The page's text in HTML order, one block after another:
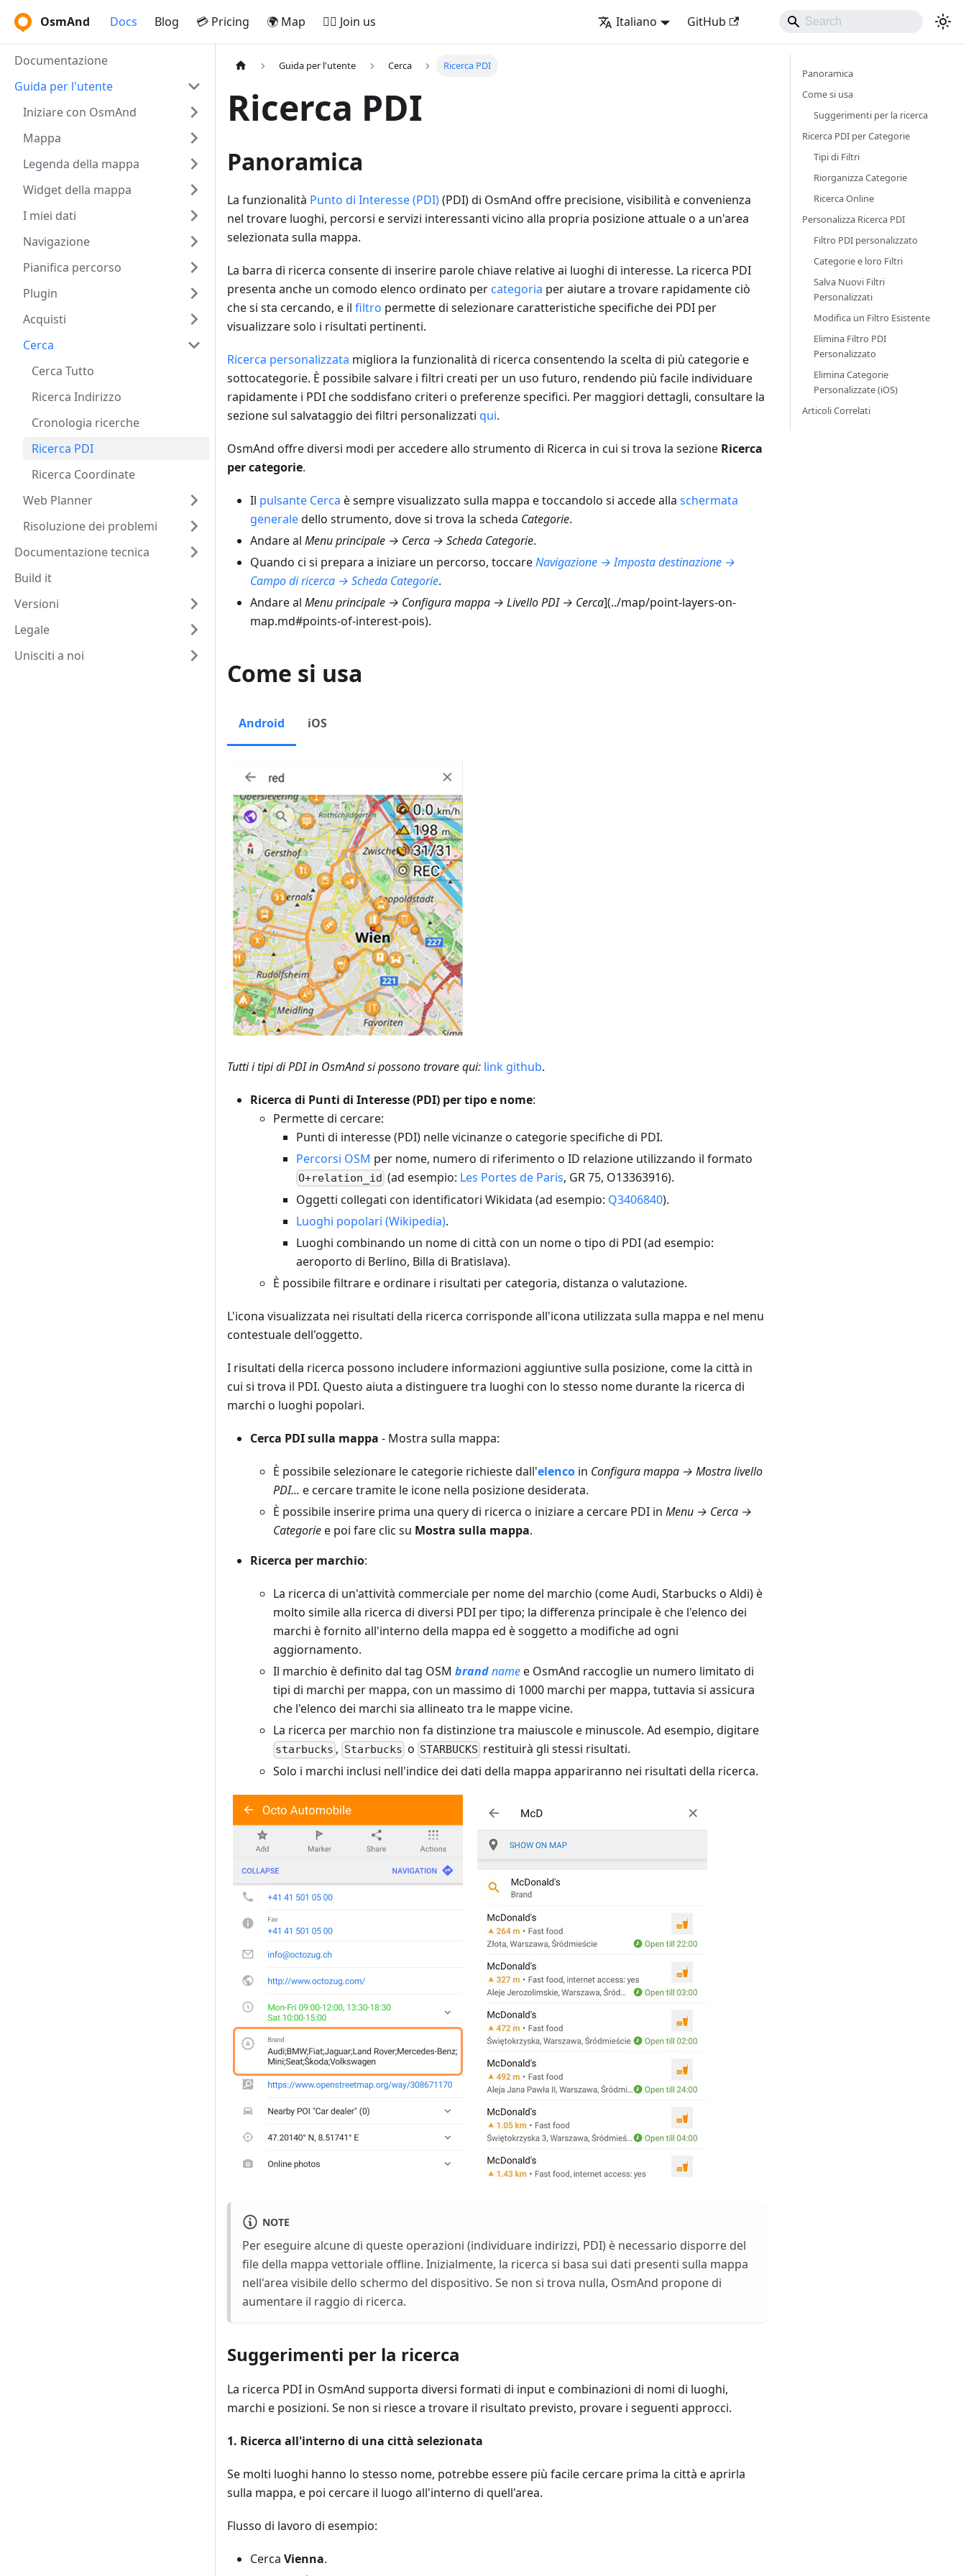
OsmAnd Docs Blog 💳 Pricing 🌍 Map 🚵‍♂️ Join us Italiano GitHub
Documentazione
Guida per l'utente
Iniziare con OsmAnd
Mappa
Legenda della mappa
Widget della mappa
I miei dati
Navigazione
Pianifica percorso
Plugin
Acquisti
Cerca
Cerca Tutto
Ricerca Indirizzo
Cronologia ricerche
Ricerca PDI
Ricerca Coordinate
Web Planner
Risoluzione dei problemi
Documentazione tecnica
Build it
Versioni
Legale
Unisciti a noi
Guida per l'utente Cerca Ricerca PDI
Ricerca PDI
Panoramica
La funzionalità Punto di Interesse (PDI)(PDI) di OsmAnd offre precisione, visibilità e convenienza
nel trovare luoghi, percorsi e servizi interessanti vicino alla propria posizione attuale o a un'area
selezionata sulla mappa.
La barra di ricerca consente di inserire parole chiave relative ai luoghi di interesse. La ricerca PDI
presenta anche un comodo elenco ordinato per categoria per aiutare a trovare rapidamente ciò
che si sta cercando, e il filtro permette di selezionare caratteristiche specifiche dei PDI per
visualizzare solo i risultati pertinenti.
Ricerca personalizzata migliora la funzionalità di ricerca consentendo la scelta di più categorie e
sottocategorie. È possibile salvare i filtri creati per un uso futuro, rendendo più facile individuare
rapidamente i PDI che soddisfano criteri o preferenze specifici. Per maggiori dettagli, consultare la
sezione sul salvataggio dei filtri personalizzati qui.
OsmAnd offre diversi modi per accedere allo strumento di Ricerca in cui si trova la sezione Ricerca
per categorie.
Il pulsante Cerca è sempre visualizzato sulla mappa e toccandolo si accede alla schermata
generaledello strumento, dove si trova la scheda Categorie.
Andare al Menu principale → Cerca → Scheda Categorie.
Quando ci si prepara a iniziare un percorso, toccareNavigazione → Imposta destinazione →
Campo di ricerca → Scheda Categorie.
Andare al Menu principale → Configura mappa → Livello PDI → Cerca](../map/point-layers-on-
map.md#points-of-interest-pois).
Come si usa
Android iOS
Tutti i tipi di PDI in OsmAnd si possono trovare qui: link github.
Ricerca di Punti di Interesse (PDI) per tipo e nome:
Permette di cercare:
Punti di interesse (PDI) nelle vicinanze o categorie specifiche di PDI.
Percorsi OSM per nome, numero di riferimento o ID relazione utilizzando il formato
O+relation_id (ad esempio: Les Portes de Paris, GR 75, O13363916).
Oggetti collegati con identificatori Wikidata (ad esempio: Q3406840).
Luoghi popolari (Wikipedia).
Luoghi combinando un nome di città con un nome o tipo di PDI (ad esempio:
aeroporto di Berlino, Billa di Bratislava).
È possibile filtrare e ordinare i risultati per categoria, distanza o valutazione.
L'icona visualizzata nei risultati della ricerca corrisponde all'icona utilizzata sulla mappa e nel menu
contestuale dell'oggetto.
I risultati della ricerca possono includere informazioni aggiuntive sulla posizione, come la città in
cui si trova il PDI. Questo aiuta a distinguere tra luoghi con lo stesso nome durante la ricerca di
marchi o luoghi popolari.
Cerca PDI sulla mappa - Mostra sulla mappa:
È possibile selezionare le categorie richieste dall'elenco in Configura mappa → Mostra livello
PDI... e cercare tramite le icone nella posizione desiderata.
È possibile inserire prima una query di ricerca o iniziare a cercare PDI in Menu → Cerca →
Categoriee poi fare clic su Mostra sulla mappa.
Ricerca per marchio:
La ricerca di un'attività commerciale per nome del marchio (come Audi, Starbucks o Aldi) è
molto simile alla ricerca di diversi PDI per tipo; la differenza principale è che l'elenco dei
marchi è fornito all'interno della mappa ed è soggetto a modifiche ad ogni
aggiornamento.
Il marchio è definito dal tag OSM brandnamee OsmAnd raccoglie un numero limitato di
tipi di marchi per mappa, con un massimo di 1000 marchi per mappa, tuttavia si assicura
che l'elenco dei marchi sia allineato tra le mappe vicine.
La ricerca per marchio non fa distinzione tra maiuscole e minuscole. Ad esempio, digitare
starbucks , Starbucks o STARBUCKS restituirà gli stessi risultati.
Solo i marchi inclusi nell'indice dei dati della mappa appariranno nei risultati della ricerca.
NOTE
Per eseguire alcune di queste operazioni (individuare indirizzi, PDI) è necessario disporre del
file della mappa vettoriale offline. Inizialmente, la ricerca si basa sui dati presenti sulla mappa
nell'area visibile dello schermo del dispositivo. Se non si trova nulla, OsmAnd propone di
aumentare il raggio di ricerca.
Suggerimenti per la ricerca
La ricerca PDI in OsmAnd supporta diversi formati di input e combinazioni di nomi di luoghi,
marchi e posizioni. Se non si riesce a trovare il risultato previsto, provare i seguenti approcci.
1. Ricerca all'interno di una città selezionata
Se molti luoghi hanno lo stesso nome, potrebbe essere più facile cercare prima la città e aprirla
sulla mappa, e poi cercare il luogo all'interno di quell'area.
Flusso di lavoro di esempio:
Cerca Vienna.
Panoramica
Come si usa
Suggerimenti per la ricerca
Ricerca PDI per Categorie
Tipi di Filtri
Riorganizza Categorie
Ricerca Online
Personalizza Ricerca PDI
Filtro PDI personalizzato
Categorie e loro Filtri
Salva Nuovi Filtri
Personalizzati
Modifica un Filtro Esistente
Elimina Filtro PDI
Personalizzato
Elimina Categorie
Personalizzate (iOS)
Articoli Correlati